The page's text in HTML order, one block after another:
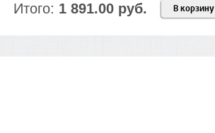
Итого: 1 891.00 руб. В корзину